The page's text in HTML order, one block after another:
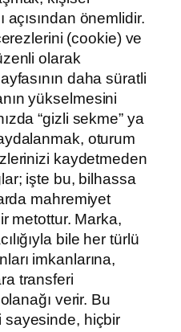
önemlidir.
(cookie) ve
olarak
daha süratli
yükselmesini
“gizli sekme” ya
oturum
kaydetmeden
işte bu, bilhassa
mahremiyet
metottur. Marka,
bile her türlü
imkanlarına,
transferi
verir. Bu
sayesinde, hiçbir